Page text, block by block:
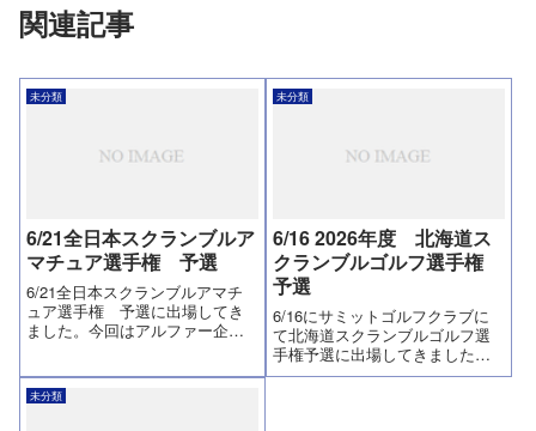
関連記事
未分類
6/21全日本スクランブルア
マチュア選手権 予選
6/21全日本スクランブルアマチ
ュア選手権 予選に出場してき
ました。今回はアルファー企画
し、結果や内容をよく聞かれる
ようになりました。この日に向
未分類
6/16 2026年度 北海道ス
クランブルゴルフ選手権
予選
6/16にサミットゴルフクラブに
て北海道スクランブルゴルフ選
手権予選に出場してきました。
決勝戦開催地は北海道の名門北
未分類